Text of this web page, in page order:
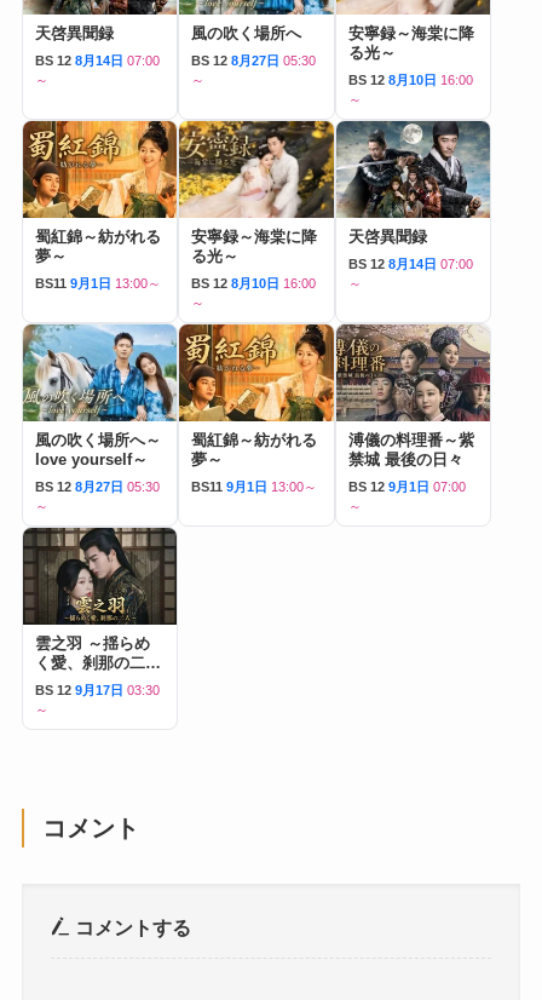
天啓異聞録
BS 12 8月14日 07:00
～
風の吹く場所へ
BS 12 8月27日 05:30
～
安寧録～海棠に降
る光～
BS 12 8月10日 16:00
～
蜀紅錦～紡がれる
夢～
BS11 9月1日 13:00～
安寧録～海棠に降
る光～
BS 12 8月10日 16:00
～
天啓異聞録
BS 12 8月14日 07:00
～
風の吹く場所へ～
love yourself～
BS 12 8月27日 05:30
～
蜀紅錦～紡がれる
夢～
BS11 9月1日 13:00～
溥儀の料理番～紫
禁城 最後の日々
BS 12 9月1日 07:00
～
雲之羽 ～揺らめ
く愛、刹那の二人
～
BS 12 9月17日 03:30
～
コメント
コメントする